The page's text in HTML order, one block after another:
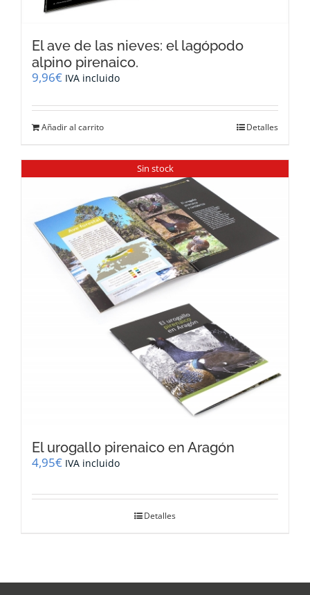
El ave de las nieves: el lagópodo
alpino pirenaico.
9,96€ IVA incluido
Añadir al carrito Detalles
Sin stock
El urogallo pirenaico en Aragón
4,95€ IVA incluido
Detalles